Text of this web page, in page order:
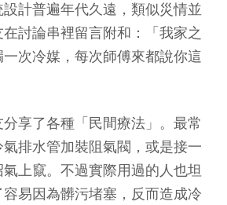
計普遍年代久遠，類似災情並
討論串裡留言附和：「我家之
次冷媒，每次師傅來都說你這
享了各種「民間療法」。最常
排水管加裝阻氣閥，或是接一
上竄。不過實際用過的人也坦
易因為髒污堵塞，反而造成冷